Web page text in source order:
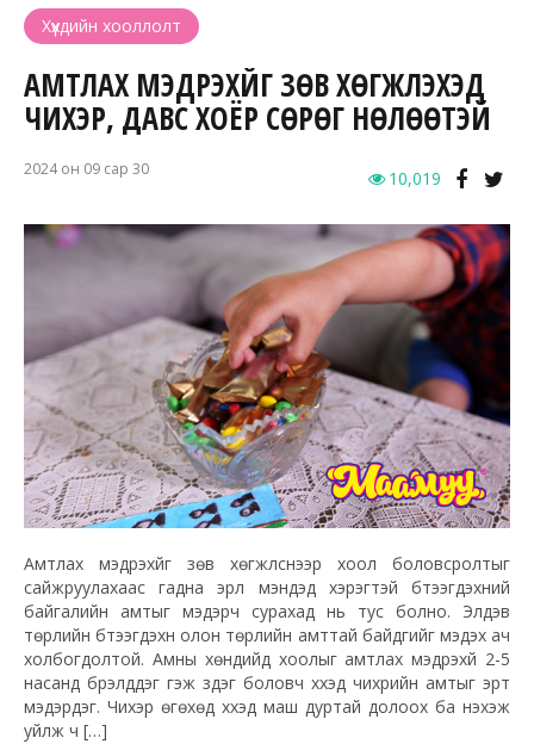
Хүүхдийн хооллолт
АМТЛАХ МЭДРЭХҮЙГ ЗӨВ ХӨГЖҮҮЛЭХЭД
ЧИХЭР, ДАВС ХОЁР СӨРӨГ НӨЛӨӨТЭЙ
2024 он 09 сар 30 10,019
Амтлах мэдрэхүйг зөв хөгжүүлснээр хоол боловсролтыг
сайжруулахаас гадна эрүүл мэндэд хэрэгтэй бүтээгдэхүүний
байгалийн амтыг мэдэрч сурахад нь тус болно. Элдэв
төрлийн бүтээгдэхүүн олон төрлийн амттай байдгийг мэдэх ач
холбогдолтой. Амны хөндийд хоолыг амтлах мэдрэхүй 2-5
насанд бүрэлддэг гэж үздэг боловч хүүхэд чихрийн амтыг эрт
мэдэрдэг. Чихэр өгөхөд хүүхэд маш дуртай долоох ба нэхэж
уйлж ч […]